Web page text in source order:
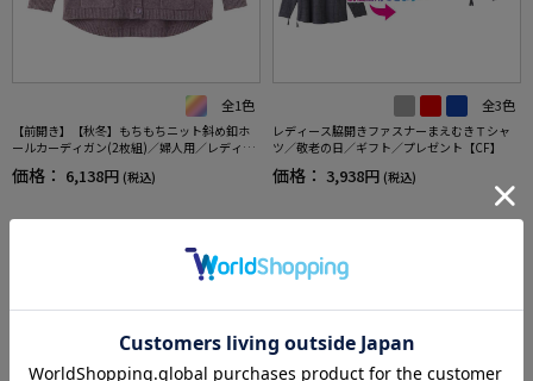
全1色
【前開き】【秋冬】もちもちニット斜め釦ホ
ールカーディガン(2枚組)／婦人用／レディー
ス／シニア／高齢者／おしゃれ／あったか／
ギフト／プレゼント／名前記入欄付／ゆった
価格： 6,138円 (税込)
全3色
レディース脇開きファスナーまえむきＴシャ
ツ／敬老の日／ギフト／プレゼント【CF】
価格： 3,938円 (税込)